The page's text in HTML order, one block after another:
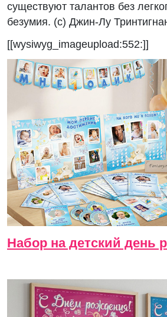
существуют талантов без
безумия. (с) Джин-Лу
[[wysiwyg_imageupload:552:]]
Набор на детский день